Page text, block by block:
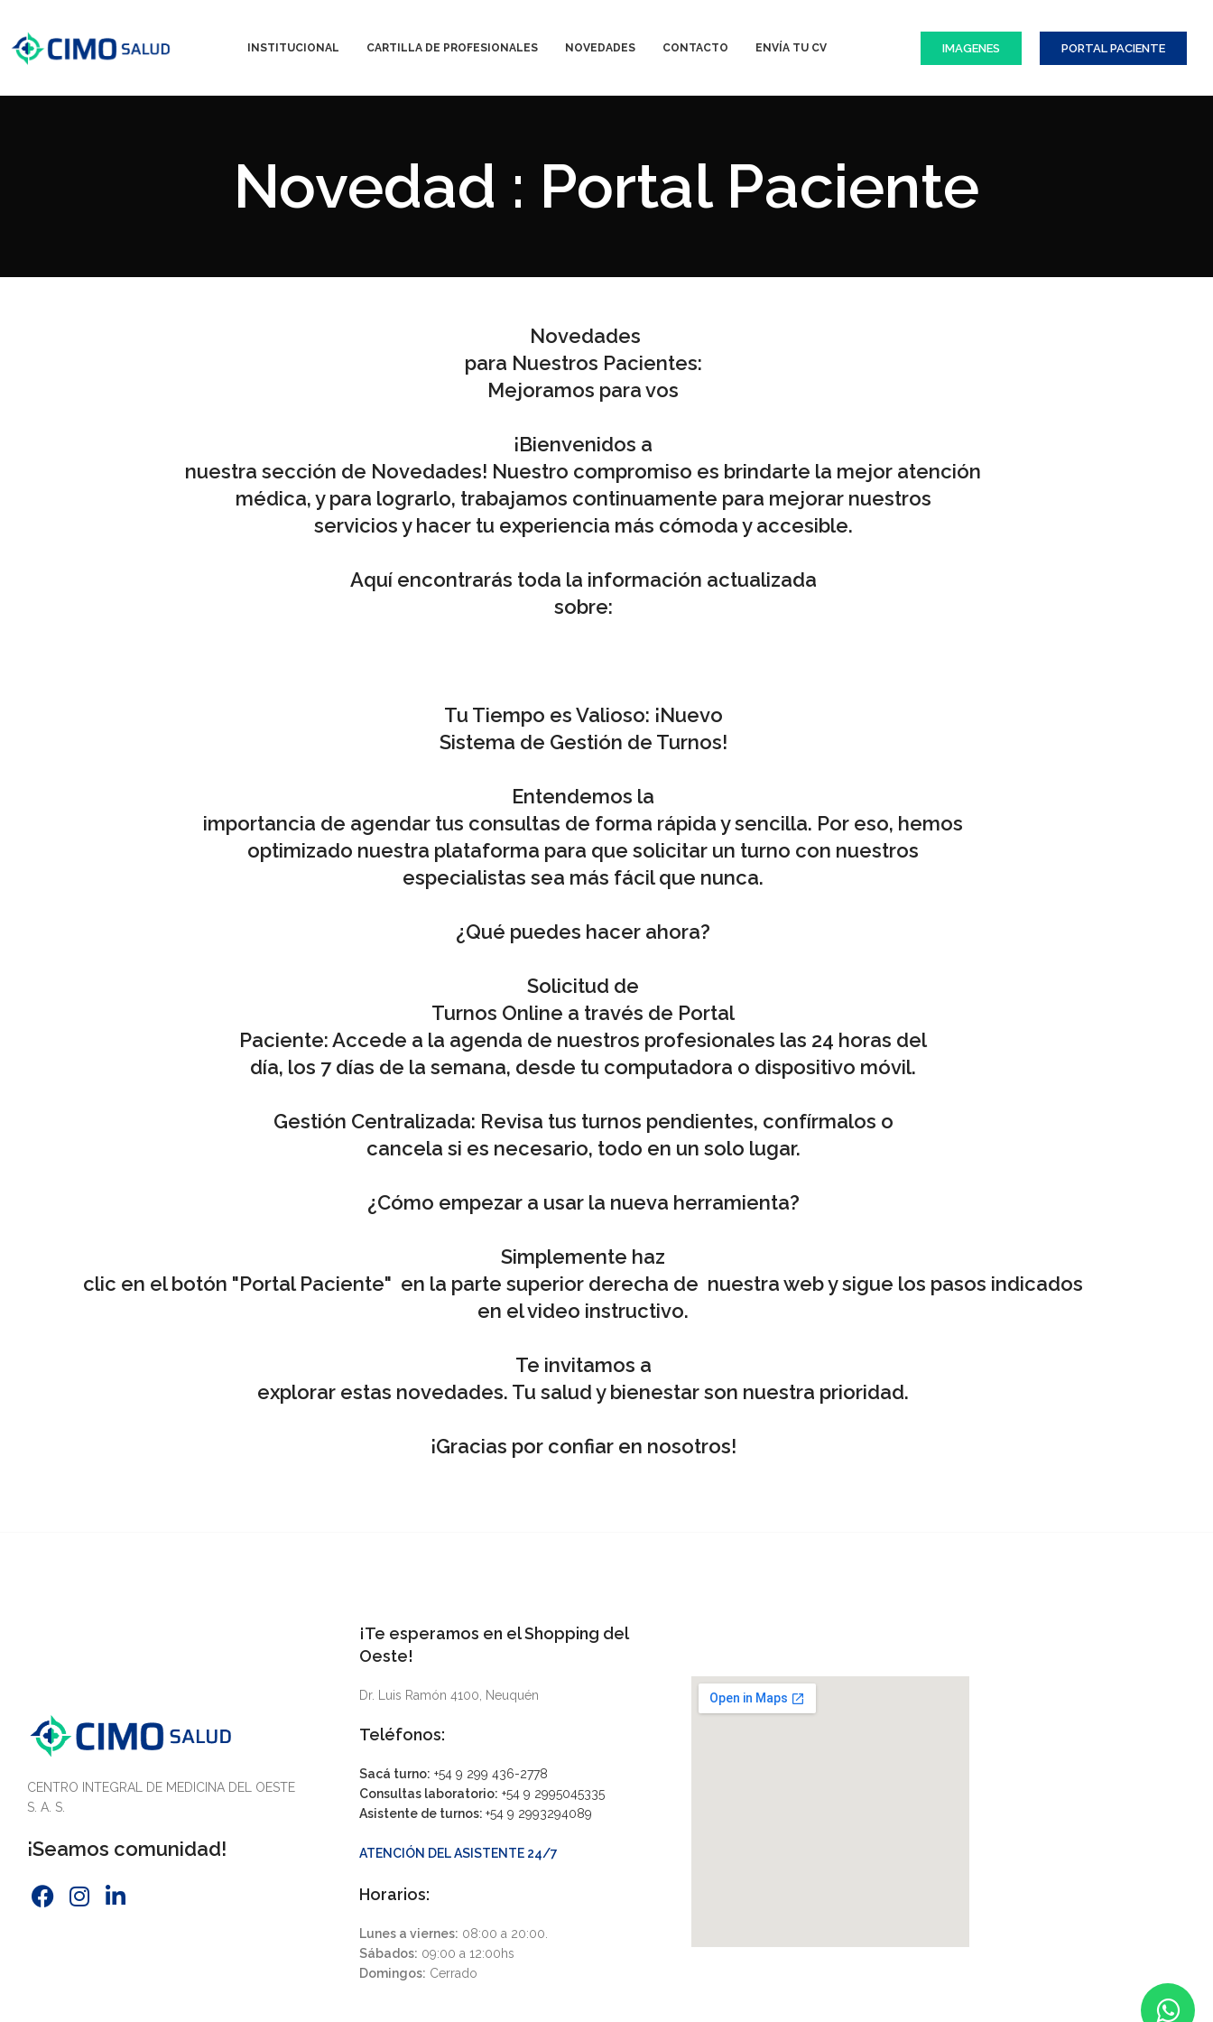
INSTITUCIONAL CARTILLA DE PROFESIONALES NOVEDADES CONTACTO ENVÍA TU CV IMAGENES PORTAL PACIENTE
Novedad : Portal Paciente
Novedades
para Nuestros Pacientes:
Mejoramos para vos
¡Bienvenidos a
nuestra sección de Novedades! Nuestro compromiso es brindarte la mejor atención
médica, y para lograrlo, trabajamos continuamente para mejorar nuestros
servicios y hacer tu experiencia más cómoda y accesible.
Aquí encontrarás toda la información actualizada
sobre:
Tu Tiempo es Valioso: ¡Nuevo
Sistema de Gestión de Turnos!
Entendemos la
importancia de agendar tus consultas de forma rápida y sencilla. Por eso, hemos
optimizado nuestra plataforma para que solicitar un turno con nuestros
especialistas sea más fácil que nunca.
¿Qué puedes hacer ahora?
Solicitud de
Turnos Online a través de Portal
Paciente: Accede a la agenda de nuestros profesionales las 24 horas del
día, los 7 días de la semana, desde tu computadora o dispositivo móvil.
Gestión Centralizada: Revisa tus turnos pendientes, confírmalos o
cancela si es necesario, todo en un solo lugar.
¿Cómo empezar a usar la nueva herramienta?
Simplemente haz
clic en el botón "Portal Paciente" en la parte superior derecha de nuestra web y sigue los pasos indicados
en elvideo instructivo.
Te invitamos a
explorar estas novedades. Tu salud y bienestar son nuestra prioridad.
¡Gracias por confiar en nosotros!
CENTRO INTEGRAL DE MEDICINA DEL OESTE
S. A. S.
¡Seamos comunidad!
¡Te esperamos en el Shopping del
Oeste!
Dr. Luis Ramón 4100, Neuquén
Teléfonos:
Sacá turno: +54 9 299 436-2778
Consultas laboratorio: +54 9 2995045335
Asistente de turnos: +54 9 2993294089
ATENCIÓN DEL ASISTENTE 24/7
Horarios:
Lunes a viernes: 08:00 a 20:00.
Sábados: 09:00 a 12:00hs
Domingos: Cerrado